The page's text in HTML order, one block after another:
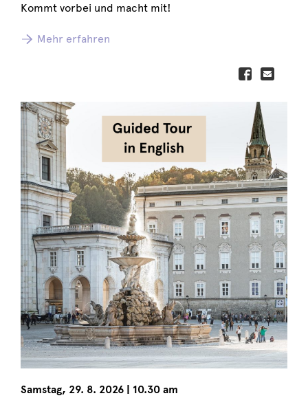
Kommt vorbei und macht mit!
Mehr erfahren
Samstag, 29. 8. 2026 10.30 am